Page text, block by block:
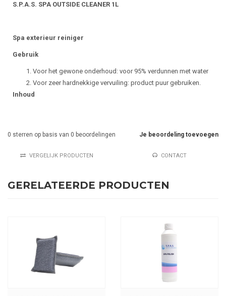
S.P.A.S. SPA OUTSIDE CLEANER 1L
Spa exterieur reiniger
Gebruik
Voor het gewone onderhoud: voor 95% verdunnen met water
Voor zeer hardnekkige vervuiling: product puur gebruiken.
Inhoud
Je beoordeling toevoegen
0 sterren op basis van 0 beoordelingen
VERGELIJK PRODUCTEN CONTACT
GERELATEERDE PRODUCTEN